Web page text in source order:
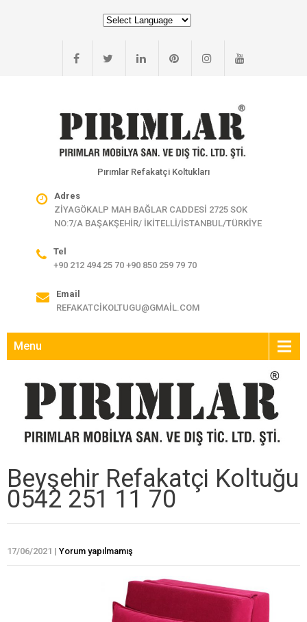
Pırımlar Refakatçi Koltukları
Adres
ZİYAGÖKALP MAH BAĞLAR CADDESİ 2725 SOK
NO:7/A BAŞAKŞEHİR/ İKİTELLİ/İSTANBUL/TÜRKİYE
Tel
+90 212 494 25 70 +90 850 259 79 70
Email
REFAKATCIKOLTUGU@GMAIL.COM
Menu
Beyşehir Refakatçi Koltuğu
0542 251 11 70
17/06/2021 | Yorum yapılmamış